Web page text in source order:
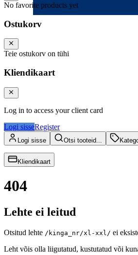
No favorite products yet
Ostukorv
Teie ostukorv on tühi
Kliendikaart
Log in to access your client card
Logi sisseRegister
Logi sisse Otsi tooteid...
Kliendikaart
404
Lehte ei leitud
Otsitud lehte /kinga_nr/xl-xxl/ ei
Leht võis olla liigutatud, kustutatud või